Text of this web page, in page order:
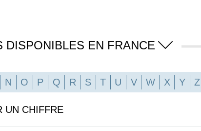
EN FRANCE
N O P Q R S T U V W X Y Z
UN CHIFFRE